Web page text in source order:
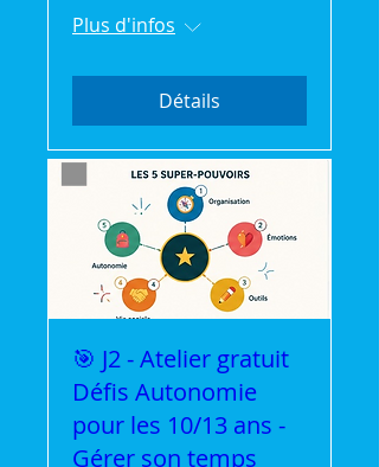
Plus d'infos
Détails
🎯 J2 - Atelier gratuit
Défis Autonomie
pour les 10/13 ans -
Gérer son temps